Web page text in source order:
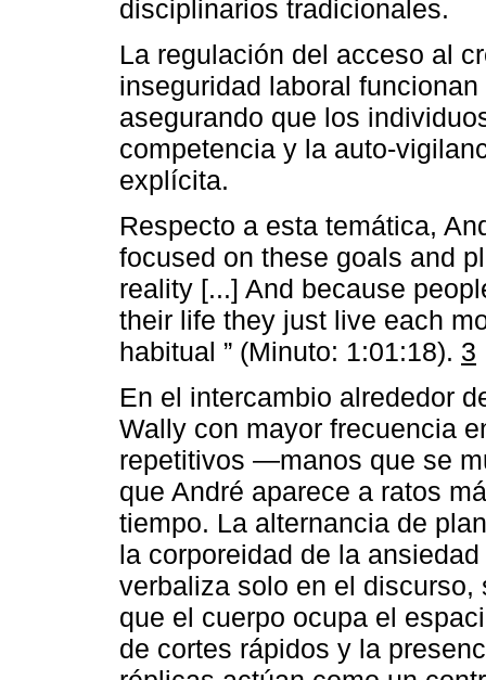
disciplinarios tradicionales.
La regulación del acceso al
inseguridad laboral
asegurando que los
competencia y la auto-
explícita.
Respecto a esta temática,
focused on these goals and
reality [...] And because
their life they just live each
habitual ” (Minuto: 1:01:18). 3
En el intercambio alrededor
Wally con mayor frecuencia
repetitivos —manos que se
que André aparece a ratos
tiempo. La alternancia de
la corporeidad de la
verbaliza solo en el
que el cuerpo ocupa el
de cortes rápidos y la